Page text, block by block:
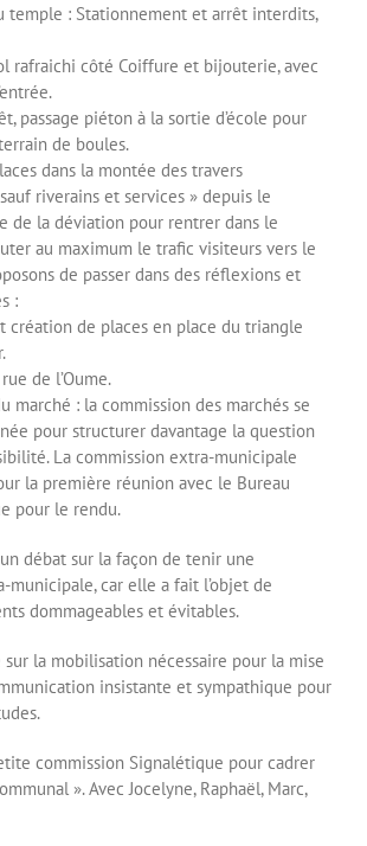
temple : Stationnement et arrêt interdits,
rafraichi côté Coiffure et bijouterie, avec
passage piéton à la sortie d’école pour
de boules.
dans la montée des travers
riverains et services » depuis le
de la déviation pour rentrer dans le
au maximum le trafic visiteurs vers le
de passer dans des réflexions et
:
création de places en place du triangle
de l’Oume.
marché : la commission des marchés se
pour structurer davantage la question
La commission extra-municipale
la première réunion avec le Bureau
pour le rendu.
débat sur la façon de tenir une
municipale, car elle a fait l’objet de
dommageables et évitables.
la mobilisation nécessaire pour la mise
insistante et sympathique pour
commission Signalétique pour cadrer
». Avec Jocelyne, Raphaël, Marc,